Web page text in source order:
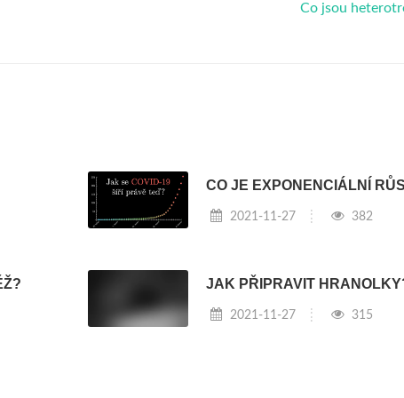
Co jsou
CO JE EXPONENCIÁLNÍ
2021-11-27 382
JAK PŘIPRAVIT
2021-11-27 315